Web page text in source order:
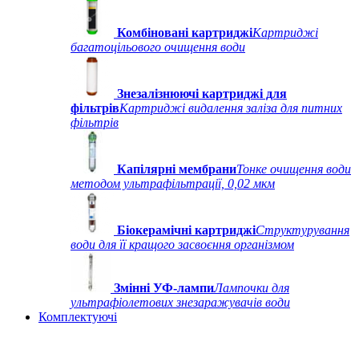
Комбіновані картриджіКартриджі
багатоцільового очищення води
Знезалізнюючі картриджі для
фільтрівКартриджі видалення заліза для питних
фільтрів
Капілярні мембраниТонке очищення води
методом ультрафільтрації, 0,02 мкм
Біокерамічні картриджіСтруктурування
води для її кращого засвоєння організмом
Змінні УФ-лампиЛампочки для
ультрафіолетових знезаражувачів води
Комплектуючі